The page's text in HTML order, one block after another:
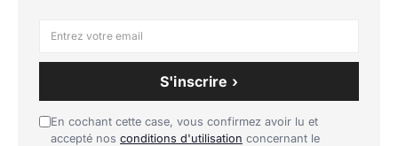
S'inscrire ›
En cochant cette case, vous confirmez avoir lu et
accepté nos conditions d'utilisation concernant le